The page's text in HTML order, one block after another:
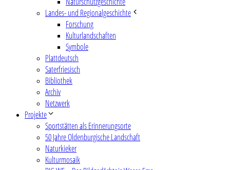
Landes- und Regionalgeschichte
Forschung
Kulturlandschaften
Symbole
Plattdeutsch
Saterfriesisch
Bibliothek
Archiv
Netzwerk
Projekte
Sportstätten als Erinnerungsorte
50 Jahre Oldenburgische Landschaft
Naturkieker
Kulturmosaik